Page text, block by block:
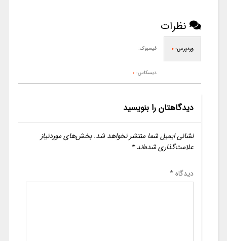
نظرات
وردپرس: 0 فیسبوک:
دیسکاس: 0
دیدگاهتان را بنویسید
نشانی ایمیل شما منتشر نخواهد شد. بخش‌های موردنیاز
علامت‌گذاری شده‌اند*
دیدگاه*